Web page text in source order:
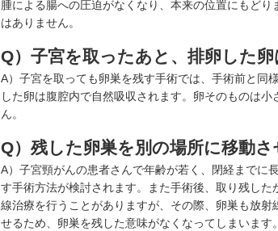
腫による腸への圧迫がなくなり、本来の位置にもど
はありません。
Q）子宮を取ったあと、排卵した卵
A）子宮を取っても卵巣を残す手術では、手術前と同
した卵は腹腔内で自然吸収されます。卵そのものは
ん。
Q）残した卵巣を別の場所に移動
A）子宮頸がんの患者さんで年齢が若く、閉経までに
す手術方法が検討されます。また手術後、取り残し
線治療を行うことがありますが、その際、卵巣も放
せるため、卵巣を残した意味がなくなってしまいま